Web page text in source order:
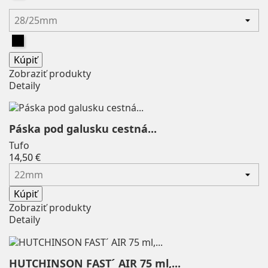
Kazam 0
LiveUP
Longus 0
MADSHUS
Madwave 0
Merco 0
Mitas
Mizuno 0
Modena
Nutrend
On Cloud 0
Pearl Izumi 0
PERUZZO 0
Kúpiť
Zobraziť produkty
Detaily
Páska pod galusku cestná...
Tufo
14,50 €Price
Kúpiť
Zobraziť produkty
Detaily
HUTCHINSON FAST´ AIR 75 ml,...